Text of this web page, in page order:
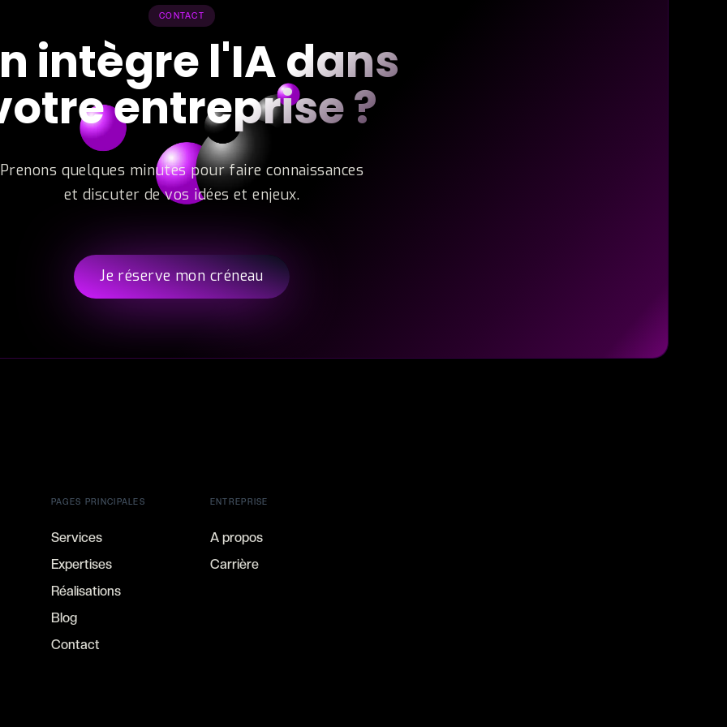
CONTACT
intègre l'IA dans
entreprise ?
Prenons quelques minutes pour faire connaissances
et discuter de vos idées et enjeux.
Je réserve mon créneau
PAGES PRINCIPALES
Services
Expertises
Réalisations
Blog
Contact
ENTREPRISE
A propos
Carrière